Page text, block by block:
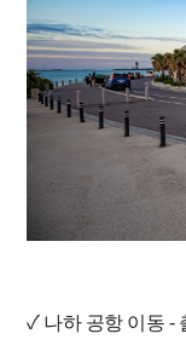
✓ 나하 공항 이동 -